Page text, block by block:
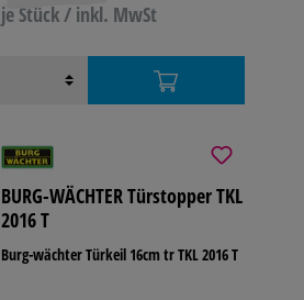
je Stück / inkl. MwSt
BURG-WÄCHTER Türstopper TKL
2016 T
Burg-wächter Türkeil 16cm tr TKL 2016 T